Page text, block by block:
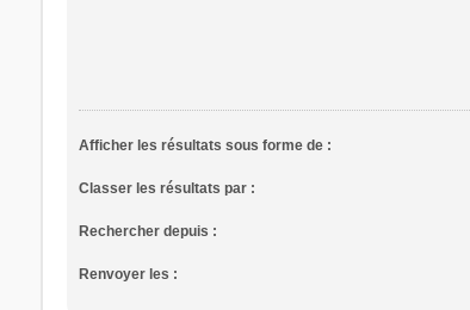
Afficher les résultats sous forme de :
Classer les résultats par :
Rechercher depuis :
Renvoyer les :